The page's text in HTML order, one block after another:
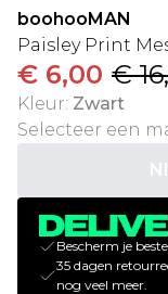
boohooMAN
Paisley Print
€ 6,00 €
Kleur: Zwart
Selecteer een
Bescherm je
35 dagen
nog veel meer.